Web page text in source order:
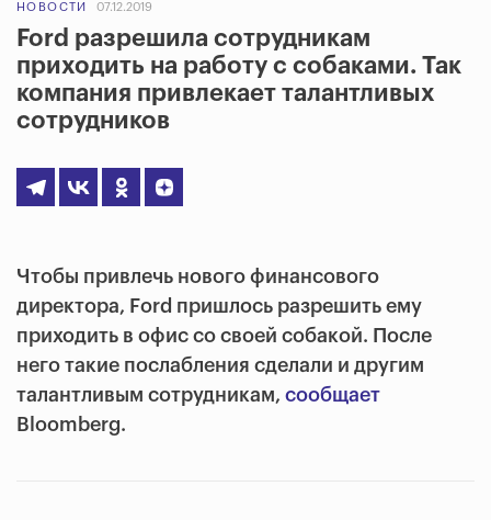
НОВОСТИ 07.12.2019
Ford разрешила сотрудникам
приходить на работу с собаками. Так
компания привлекает талантливых
сотрудников
Чтобы привлечь нового финансового
директора, Ford пришлось разрешить ему
приходить в офис со своей собакой. После
него такие послабления сделали и другим
талантливым сотрудникам, сообщает
Bloomberg.